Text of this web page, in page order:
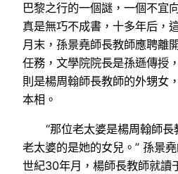
巴黎之行的一個謎，一個不宜
真是無巧不成書，十多年后，
月末，孫景堯師長教師應聘離
任務，文學院院長是孫遜傳授
則是楊周翰師長教師的外甥女
本相。
“那位老太婆是楊周翰師
老太婆的是她的女兒。” 孫景
世紀30年月，楊師長教師就讀